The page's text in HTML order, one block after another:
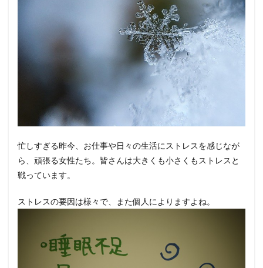
忙しすぎる昨今、お仕事や日々の生活にストレスを感じなが
ら、頑張る女性たち。皆さんは大きくも小さくもストレスと
戦っています。
ストレスの要因は様々で、また個人によりますよね。